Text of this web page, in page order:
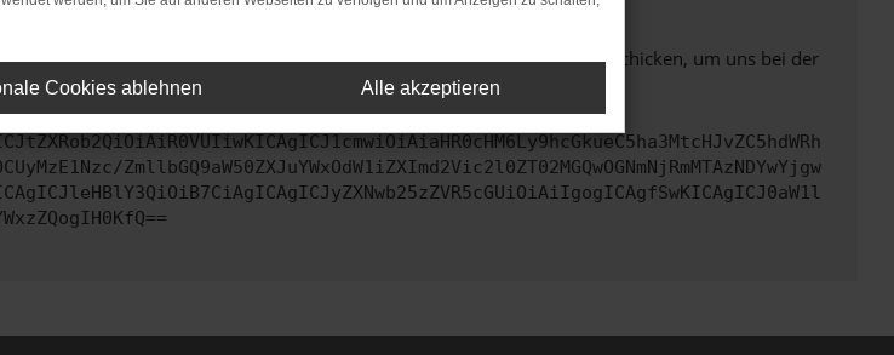
versuchen, das Problem zu beheben. Du kannst uns diesen Text schicken, um uns bei der
ZmllbGQ9aW50ZXJuYWxOdW1iZXImd2Vic2l0ZT02MGQwOGNmNjRmMTAzNDYwYjgw
Cookies ablehnen Alle akzeptieren